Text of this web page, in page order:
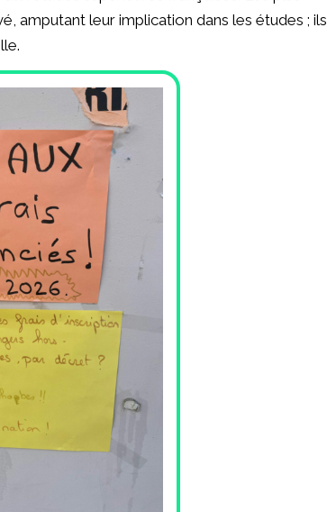
amputant leur implication dans les études ; ils